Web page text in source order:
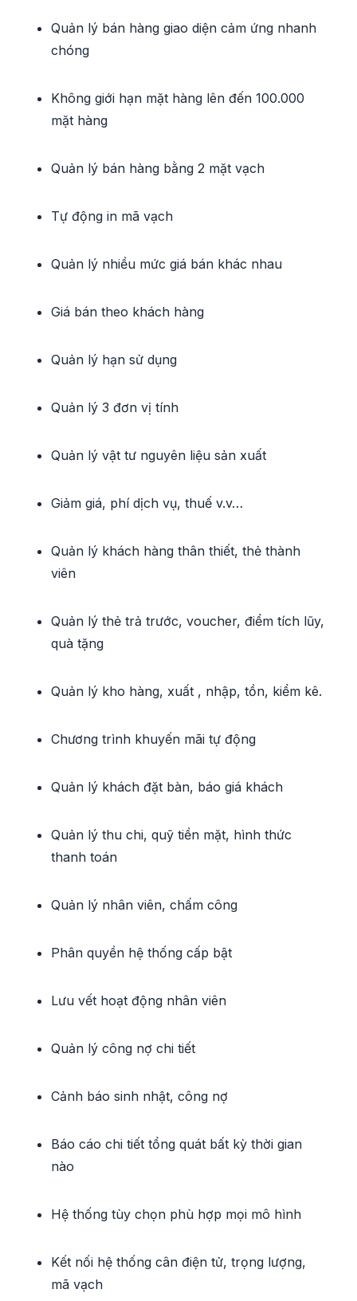
Quản lý bán hàng giao diện cảm ứng nhanh
chóng
Không giới hạn mặt hàng lên đến 100.000
mặt hàng
Quản lý bán hàng bằng 2 mặt vạch
Tự động in mã vạch
Quản lý nhiều mức giá bán khác nhau
Giá bán theo khách hàng
Quản lý hạn sử dụng
Quản lý 3 đơn vị tính
Quản lý vật tư nguyên liệu sản xuất
Giảm giá, phí dịch vụ, thuế v.v…
Quản lý khách hàng thân thiết, thẻ thành
viên
Quản lý thẻ trả trước, voucher, điểm tích lũy,
quà tặng
Quản lý kho hàng, xuất , nhập, tồn, kiểm kê.
Chương trình khuyến mãi tự động
Quản lý khách đặt bàn, báo giá khách
Quản lý thu chi, quỹ tiền mặt, hình thức
thanh toán
Quản lý nhân viên, chấm công
Phân quyền hệ thống cấp bật
Lưu vết hoạt động nhân viên
Quản lý công nợ chi tiết
Cảnh báo sinh nhật, công nợ
Báo cáo chi tiết tổng quát bất kỳ thời gian
nào
Hệ thống tùy chọn phù hợp mọi mô hình
Kết nối hệ thống cân điện tử, trọng lượng,
mã vạch